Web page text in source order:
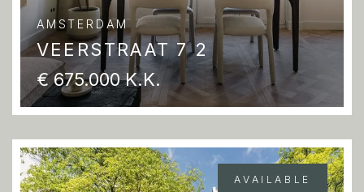
AMSTERDAM
VEERSTRAAT 7 2
€ 675.000 K.K.
AVAILABLE